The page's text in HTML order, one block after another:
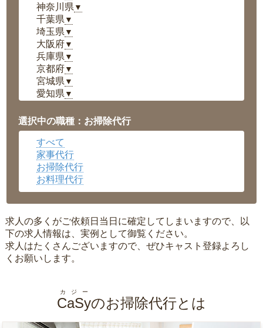
神奈川県 ▼
千葉県 ▼
埼玉県 ▼
大阪府▼
兵庫県 ▼
京都府▼
宮城県 ▼
愛知県 ▼
岡山県▼
広島県▼
沖縄県
選択中の職種：お掃除代行
すべて
家事代行
お掃除代行
お料理代行
求人の多くがご依頼日当日に確定してしまいますので、以
下の求人情報は、実例として御覧ください。
求人はたくさんございますので、ぜひキャスト登録よろし
くお願いします。
CaSy
カジー
のお掃除代行とは